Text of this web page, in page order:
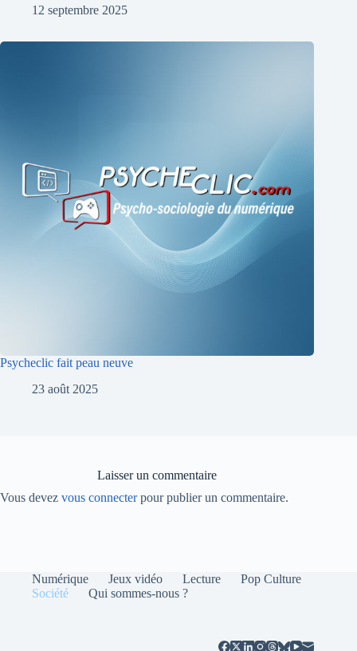
12 septembre 2025
Psycheclic fait peau neuve
23 août 2025
Laisser un commentaire
Vous devez vous connecterpour publier un commentaire.
Numérique Jeux vidéo Lecture
Pop Culture
Société
Qui sommes-nous ?